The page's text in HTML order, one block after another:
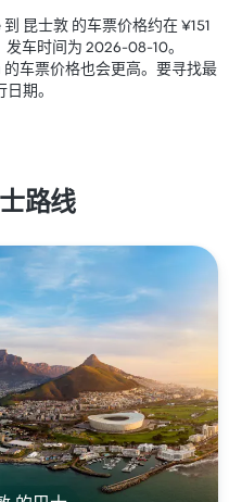
昆士敦 的车票价格约在 ¥151
发车时间为 2026-08-10。
车票价格也会更高。要寻找最
期。
路线